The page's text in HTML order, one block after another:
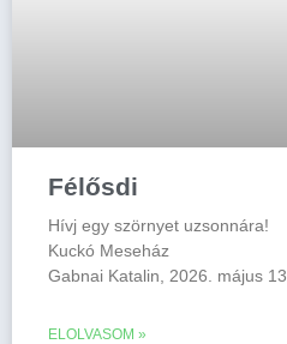
Félősdi
Hívj egy szörnyet uzsonnára!
Kuckó Meseház
Gabnai Katalin, 2026. május 13.
ELOLVASOM »